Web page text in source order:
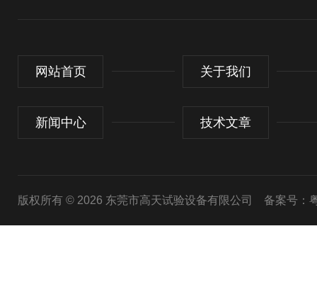
网站首页 关于我们
新闻中心 技术文章
版权所有 © 2026 东莞市高天试验设备有限公司 备案号：